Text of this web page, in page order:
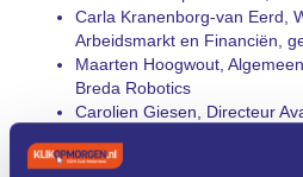
Carla Kranenborg-van Eerd,
Arbeidsmarkt en Financiën,
Maarten Hoogwout,
Breda Robotics
Carolien Giesen, Directeur
Sanne Jongejan, Directeur